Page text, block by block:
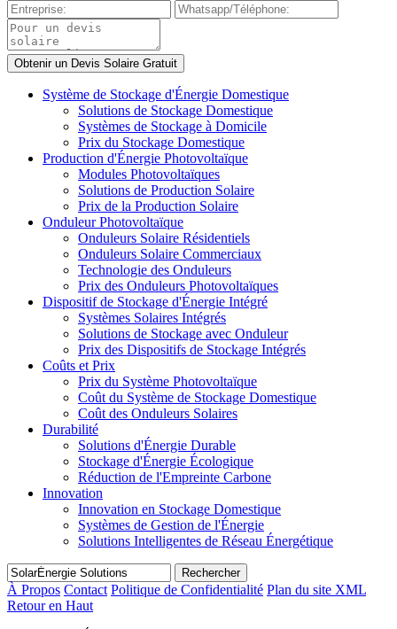
Système de Stockage d'Énergie Domestique
Solutions de Stockage Domestique
Systèmes de Stockage à Domicile
Prix du Stockage Domestique
Production d'Énergie Photovoltaïque
Modules Photovoltaïques
Solutions de Production Solaire
Prix de la Production Solaire
Onduleur Photovoltaïque
Onduleurs Solaire Résidentiels
Onduleurs Solaire Commerciaux
Technologie des Onduleurs
Prix des Onduleurs Photovoltaïques
Dispositif de Stockage d'Énergie Intégré
Systèmes Solaires Intégrés
Solutions de Stockage avec Onduleur
Prix des Dispositifs de Stockage Intégrés
Coûts et Prix
Prix du Système Photovoltaïque
Coût du Système de Stockage Domestique
Coût des Onduleurs Solaires
Durabilité
Solutions d'Énergie Durable
Stockage d'Énergie Écologique
Réduction de l'Empreinte Carbone
Innovation
Innovation en Stockage Domestique
Systèmes de Gestion de l'Énergie
Solutions Intelligentes de Réseau Énergétique
Rechercher
À Propos Contact Politique de Confidentialité Plan du site XML
Retour en Haut